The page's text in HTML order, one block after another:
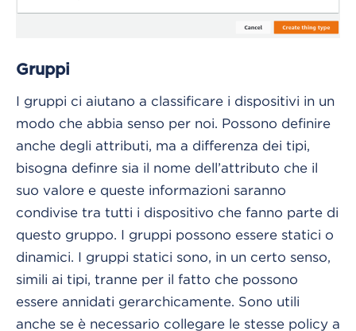
Gruppi
I gruppi ci aiutano a classificare i dispositivi in un
modo che abbia senso per noi. Possono definire
anche degli attributi, ma a differenza dei tipi,
bisogna definre sia il nome dell’attributo che il
suo valore e queste informazioni saranno
condivise tra tutti i dispositivo che fanno parte di
questo gruppo. I gruppi possono essere statici o
dinamici. I gruppi statici sono, in un certo senso,
simili ai tipi, tranne per il fatto che possono
essere annidati gerarchicamente. Sono utili
anche se è necessario collegare le stesse policy a